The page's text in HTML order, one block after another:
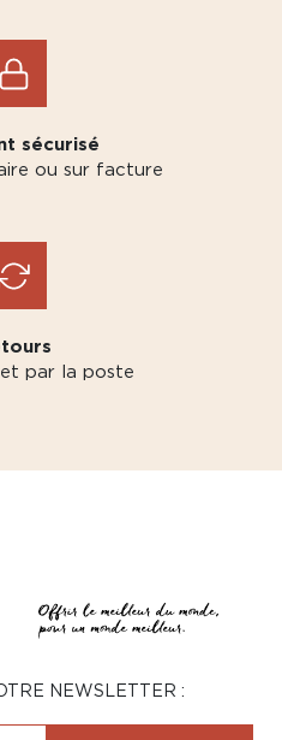
sécurisé
ou sur facture
et par la poste
NEWSLETTER :